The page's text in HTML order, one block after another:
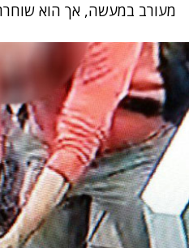
מעורב במעשה, אך הוא